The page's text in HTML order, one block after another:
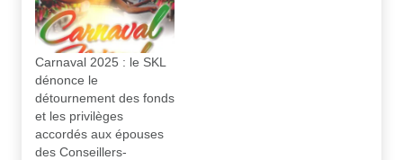
Carnaval 2025 : le SKL
dénonce le
détournement des fonds
et les privilèges
accordés aux épouses
des Conseillers-